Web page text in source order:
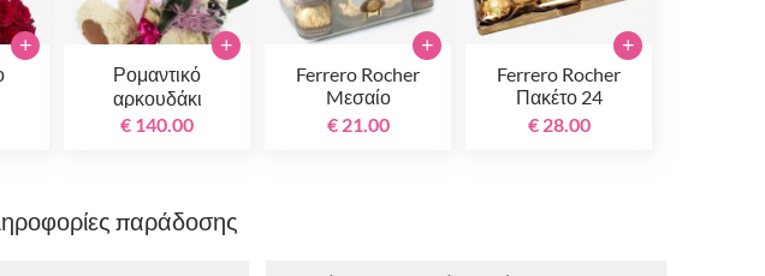
+
Ρομαντικό
αρκουδάκι
€ 140.00
+
Ferrero Rocher
Mεσαίο
€ 21.00
+
Ferrero Rocher
Πακέτο 24
τεμαχίων
€ 28.00
+
παράδοσης